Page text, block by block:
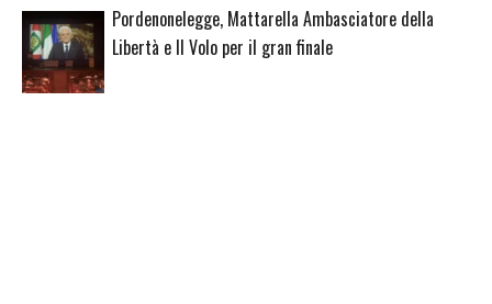
Pordenonelegge, Mattarella Ambasciatore della
Libertà e Il Volo per il gran finale